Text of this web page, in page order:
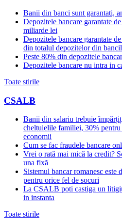
Banii din banci sunt garantati,
Depozitele bancare garantate
miliarde lei
Depozitele bancare garantate
din totalul depozitelor din
Peste 80% din depozitele
Depozitele bancare nu intra in
Toate stirile
CSALB
Banii din salariu trebuie
cheltuielile familiei, 30%
economii
Cum se fac fraudele bancare
Vrei o rată mai mică la credit?
una fixă
Sistemul bancar romanesc este
pentru orice fel de socuri
La CSALB poti castiga un
in instanta
Toate stirile